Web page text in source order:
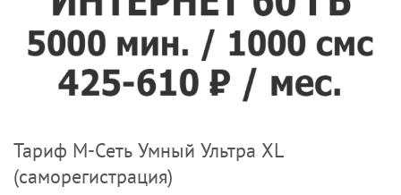
Тариф М-Сеть Умный Ультра XL
(саморегистрация)